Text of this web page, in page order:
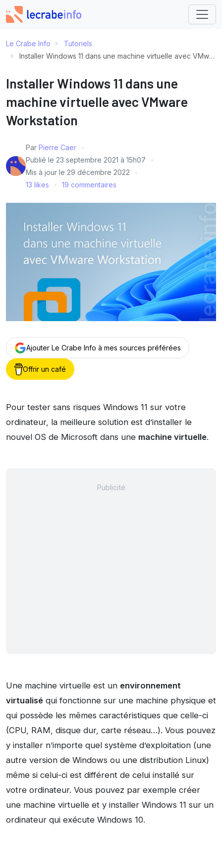
Le Crabe Info
Tutoriels
Installer Windows 11 dans une machine virtuelle avec VMware Workstation
Installer Windows 11 dans une
machine virtuelle avec VMware
Workstation
Par Pierre Caer
Publié le 23 septembre 2021 à 15h07
Mis à jour le 29 décembre 2022
13 likes
19 commentaires
Ajouter Le Crabe Info à mes sources préférées
Offrir un café
Pour tester sans risques Windows 11 sur votre
ordinateur, la meilleure solution est d’installer le
nouvel OS de Microsoft dans une machine virtuelle.
Une machine virtuelle est un environnement
virtualisé qui fonctionne sur une machine physique et
qui possède les mêmes caractéristiques que celle-ci
(CPU, RAM, disque dur, carte réseau…). Vous pouvez
y installer n’importe quel système d’exploitation (une
autre version de Windows ou une distribution Linux)
même si celui-ci est différent de celui installé sur
votre ordinateur. Vous pouvez par exemple créer
une machine virtuelle et y installer Windows 11 sur un
ordinateur qui exécute Windows 10.